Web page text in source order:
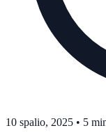
10 spalio, 2025 • 5